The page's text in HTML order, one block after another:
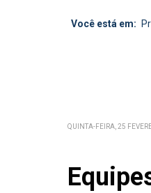
Você está em:
QUINTA-FEIRA, 25